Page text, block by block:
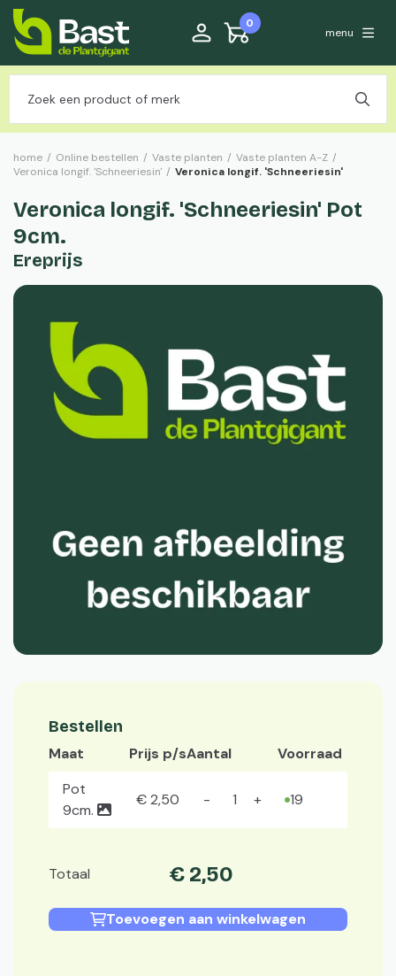
0
menu
home / Online bestellen / Vaste planten / Vaste planten A-Z /
Veronica longif. 'Schneeriesin' / Veronica longif. 'Schneeriesin'
Veronica longif. 'Schneeriesin' Pot
9cm.
Ereprijs
Bestellen
Maat Prijs p/sAantal
Voorraad
Pot
9cm.
€2,50 19
Totaal € 2,50
Toevoegen aan winkelwagen